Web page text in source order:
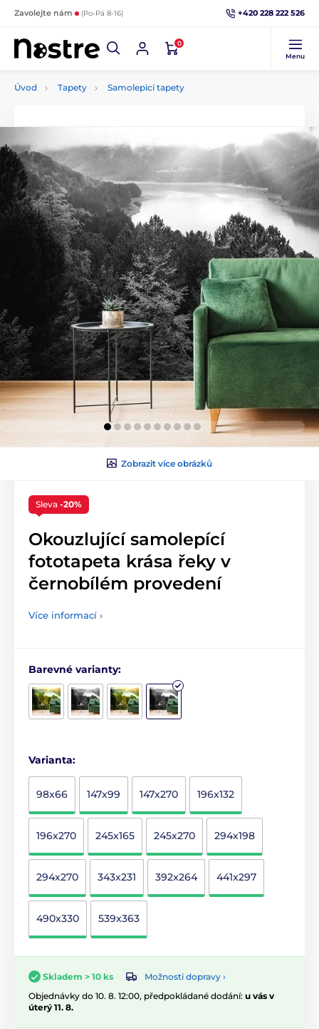
Zavolejte nám (Po-Pá 8-16) +420 228 222 526
0
Menu
Úvod Tapety Samolepicí tapety
Zobrazit více obrázků
Sleva -20%
Okouzlující samolepící
fototapeta krása řeky v
černobílém provedení
Více informací ›
Barevné varianty:
Varianta:
98x66 147x99 147x270 196x132
196x270 245x165 245x270 294x198
294x270 343x231 392x264 441x297
490x330 539x363
Skladem > 10 ks
Možnosti dopravy ›
Objednávky do 10. 8. 12:00, předpokládané dodání: u vás v
úterý 11. 8.